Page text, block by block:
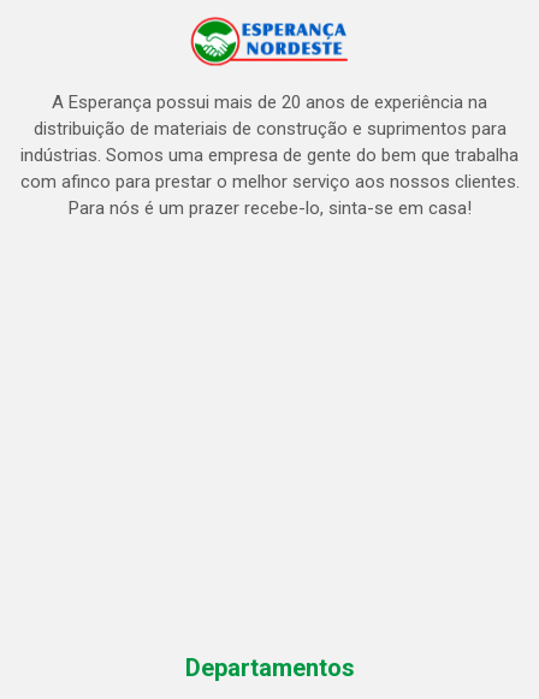
A Esperança possui mais de 20 anos de experiência na
distribuição de materiais de construção e suprimentos para
indústrias. Somos uma empresa de gente do bem que trabalha
com afinco para prestar o melhor serviço aos nossos clientes.
Para nós é um prazer recebe-lo, sinta-se em casa!
Departamentos